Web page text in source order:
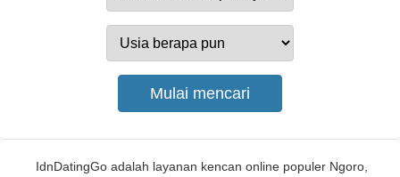
IdnDatingGo adalah layanan kencan online populer Ngoro,